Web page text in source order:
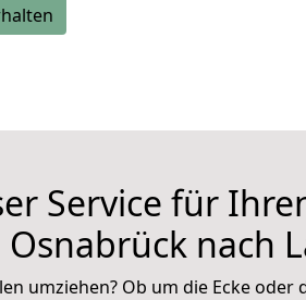
Service für
Osnabrück nach
umziehen? Ob um die Ecke